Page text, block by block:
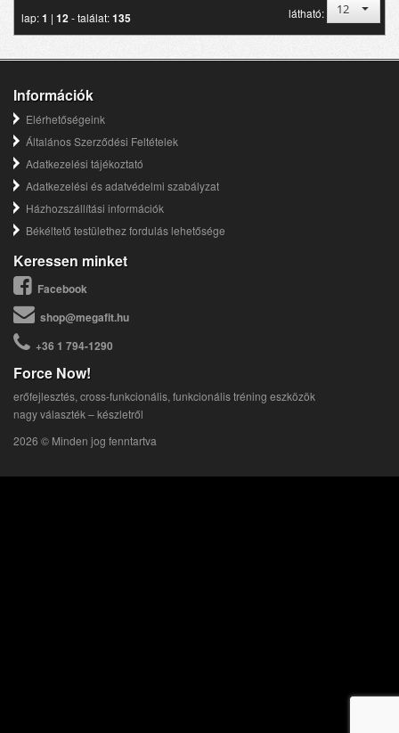
lap:1 | 12- találat:135 látható: 12
Információk
Elérhetőségeink
Általános Szerződési Feltételek
Adatkezelési tájékoztató
Adatkezelési és adatvédelmi szabályzat
Házhozszállítási információk
Békéltető testülethez fordulás lehetősége
Keressen minket
Facebook
shop@megafit.hu
+36 1 794-1290
Force Now!
erőfejlesztés, cross-funkcionális, funkcionális tréning eszközök
nagy választék – készletről
2026 © Minden jog fenntartva